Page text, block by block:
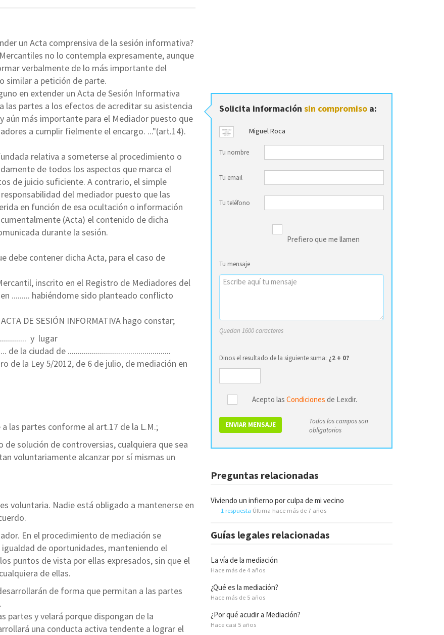
un Acta comprensiva de la sesión informativa?
no lo contempla expresamente, aunque
verbalmente de lo más importante del
similar a petición de parte.
en extender un Acta de Sesión Informativa
las partes a los efectos de acreditar su asistencia
aún más importante para el Mediador puesto que
a cumplir fielmente el encargo. ..."(art.14).
relativa a someterse al procedimiento o
de todos los aspectos que marca el
de juicio suficiente. A contrario, el simple
del mediador puesto que las
en función de esa ocultación o información
(Acta) el contenido de dicha
durante la sesión.
debe contener dicha Acta, para el caso de
inscrito en el Registro de Mediadores del
......... habiéndome sido planteado conflicto
DE SESIÓN INFORMATIVA hago constar;
y lugar
de la ciudad de ...................................................
de la Ley 5/2012, de 6 de julio, de mediación en
las partes conforme al art.17 de la L.M.;
solución de controversias, cualquiera que sea
voluntariamente alcanzar por sí mismas un
voluntaria. Nadie está obligado a mantenerse en
En el procedimiento de mediación se
de oportunidades, manteniendo el
puntos de vista por ellas expresados, sin que el
de ellas.
de forma que permitan a las partes
y velará porque dispongan de la
una conducta activa tendente a lograr el
Solicita información sin compromiso a:
Miguel Roca
Tu nombre
Tu email
Tu teléfono
Prefiero que me llamen
Tu mensaje
Quedan 1600 caracteres
Dinos el resultado de la siguiente suma: ¿2 + 0?
Acepto las Condiciones de Lexdir.
ENVIAR MENSAJE
Todos los campos son
obligatorios
Preguntas relacionadas
Viviendo un infierno por culpa de mi vecino
1 respuesta Última hace más de 7 años
Guías legales relacionadas
La vía de la mediación
Hace más de 4 años
¿Qué es la mediación?
Hace más de 5 años
¿Por qué acudir a Mediación?
Hace casi 5 años